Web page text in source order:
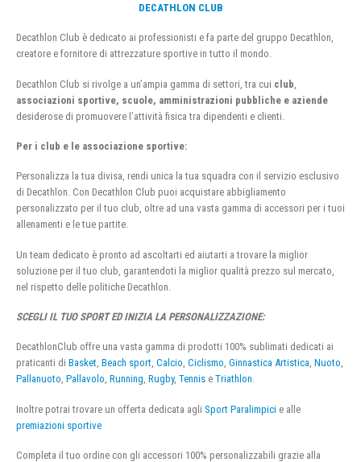
DECATHLON CLUB
Decathlon Club è dedicato ai professionisti e fa parte del gruppo Decathlon,
creatore e fornitore di attrezzature sportive in tutto il mondo.
Decathlon Club si rivolge a un’ampia gamma di settori, tra cui club
associazioni sportive, scuole, amministrazioni pubbliche e aziende
desiderose di promuovere l’attività fisica tra dipendenti e clienti.
Per i club e le associazione sportive:
Personalizza la tua divisa, rendi unica la tua squadra con il servizio esclusivo
di Decathlon. Con Decathlon Club puoi acquistare abbigliamento
personalizzato per il tuo club, oltre ad una vasta gamma di accessori per i tuoi
allenamenti e le tue partite.
Un team dedicato è pronto ad ascoltarti ed aiutarti a trovare la miglior
soluzione per il tuo club, garantendoti la miglior qualità prezzo sul mercato,
nel rispetto delle politiche Decathlon.
SCEGLI IL TUO SPORT ED INIZIA LA PERSONALIZZAZIONE:
DecathlonClub offre una vasta gamma di prodotti 100% sublimati dedicati ai
praticanti di Basket, Beach sport, Calcio, Ciclismo, Ginnastica Artistica, Nuoto,
Pallanuoto, Pallavolo, Running, Rugby, Tennis e Triathlon.
Inoltre potrai trovare un offerta dedicata agli Sport Paralimpici e alle
premiazioni sportive
Completa il tuo ordine con gli accessori 100% personalizzabili grazie alla